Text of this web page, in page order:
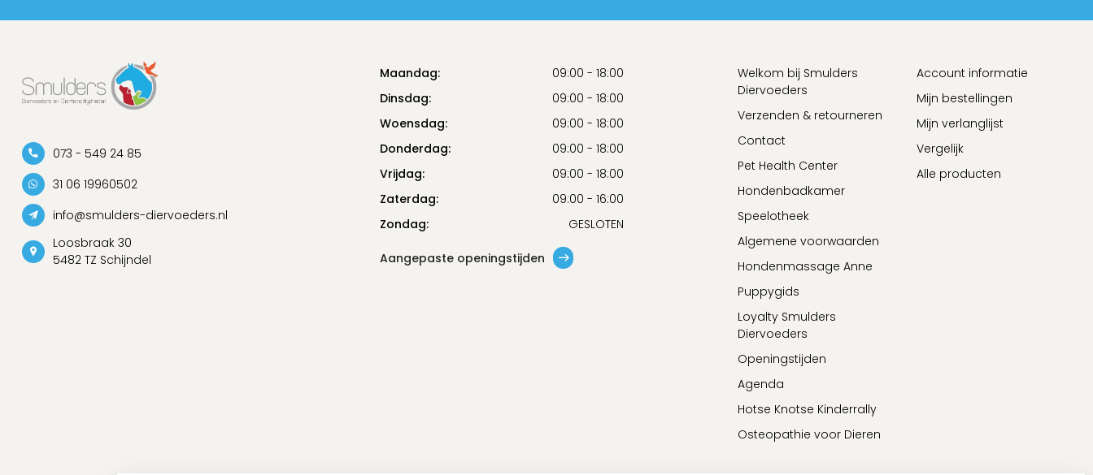
073 - 549 24 85
31 06 19960502
info@smulders-diervoeders.nl
Loosbraak 30
5482 TZ Schijndel
Maandag:
09:00 - 18:00
Dinsdag:
09:00 - 18:00
Woensdag:
09:00 - 18:00
Donderdag:
09:00 - 18:00
Vrijdag:
09:00 - 18:00
Zaterdag:
09:00 - 16:00
Zondag:
GESLOTEN
Aangepaste openingstijden
Welkom bij Smulders
Diervoeders
Verzenden & retourneren
Contact
Pet Health Center
Hondenbadkamer
Speelotheek
Algemene voorwaarden
Hondenmassage Anne
Puppygids
Loyalty Smulders
Diervoeders
Openingstijden
Agenda
Hotse Knotse Kinderrally
Osteopathie voor Dieren
Account informatie
Mijn bestellingen
Mijn verlanglijst
Vergelijk
Alle producten